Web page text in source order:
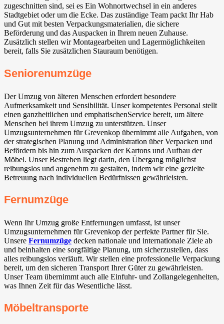
zugeschnitten sind, sei es Ein Wohnortwechsel in ein anderes
Stadtgebiet oder um die Ecke. Das zuständige Team packt Ihr Hab
und Gut mit besten Verpackungsmaterialien, die sichere
Beförderung und das Auspacken in Ihrem neuen Zuhause.
Zusätzlich stellen wir Montagearbeiten und Lagermöglichkeiten
bereit, falls Sie zusätzlichen Stauraum benötigen.
Seniorenumzüge
Der Umzug von älteren Menschen erfordert besondere
Aufmerksamkeit und Sensibilität. Unser kompetentes Personal stellt
einen ganzheitlichen und emphatischenService bereit, um ältere
Menschen bei ihrem Umzug zu unterstützen. Unser
Umzugsunternehmen für Grevenkop übernimmt alle Aufgaben, von
der strategischen Planung und Administration über Verpacken und
Befördern bis hin zum Auspacken der Kartons und Aufbau der
Möbel. Unser Bestreben liegt darin, den Übergang möglichst
reibungslos und angenehm zu gestalten, indem wir eine gezielte
Betreuung nach individuellen Bedürfnissen gewährleisten.
Fernumzüge
Wenn Ihr Umzug große Entfernungen umfasst, ist unser
Umzugsunternehmen für Grevenkop der perfekte Partner für Sie.
Unsere Fernumzüge decken nationale und internationale Ziele ab
und beinhalten eine sorgfältige Planung, um sicherzustellen, dass
alles reibungslos verläuft. Wir stellen eine professionelle Verpackung
bereit, um den sicheren Transport Ihrer Güter zu gewährleisten.
Unser Team übernimmt auch alle Einfuhr- und Zollangelegenheiten,
was Ihnen Zeit für das Wesentliche lässt.
Möbeltransporte